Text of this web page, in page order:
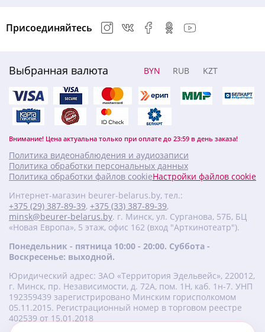
Выбранная валюта BYN RUB KZT
Внимание! Цена актуальна только при оплате до 23:59 в день заказа!
Присоединяйтесь
Политика видеонаблюдения и аудиозаписи
Политика обработки персональных данных
Политика обработки файлов cookieНастройки файлов cookie
Интернет-магазин beurer-belarus.by, тел.:
+375 (29) 387-89-39, +375 (33) 387-89-39,
minsk@beurer-belarus.by. г. Минск, ул. Сурганова, 57Б, БЦ
«Новая Европа», 5 этаж, офис 162 (вход "Арткинотеатр").
Понедельник - пятница 10:00 - 20:00. Суббота -
Воскресенье: выходной.
Юридический адрес: ЗАО «Территория Эдельвейс», 220012,
г. Минск, пр. Независимости, д. 72А, пом. 1Н, каб. 1н-7. УНП
‎192359439 зарегистрировано Минским горисполкомом
05.11.2015. Регистрационный номер в торговом реестре
402539 от 15.01.2018